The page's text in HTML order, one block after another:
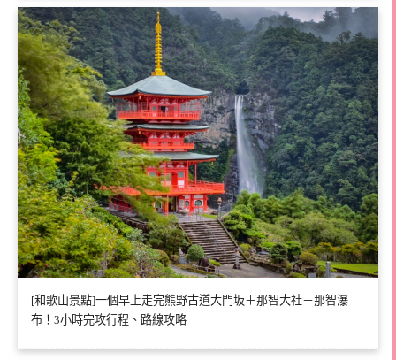
[和歌山景點]一個早上走完熊野古道大門坂＋那智大社＋那智瀑
布！3小時完攻行程、路線攻略